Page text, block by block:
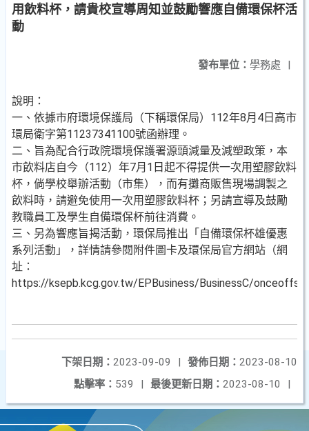
用飲料杯，請貴校宣導周知並鼓勵響應自備環保杯活
動
發布單位： 學務處 |
說明：
一、依據市府環境保護局（下稱環保局）112年8月4日高市
環局衛字第11237341100號函辦理。
二、旨為配合行政院環境保護署源頭減量及減塑政策，本
市飲料店自今（112）年7月1日起不得提供一次用塑膠飲料
杯，倘學校舉辦活動（市集），而有攤商販售現場調製之
飲料時，請避免使用一次用塑膠飲料杯；另請宣導及鼓勵
教職員工及學生自備環保杯前往消費。
三、另為響應旨揭活動，環保局推出「自備環保杯雄優惠
系列活動」，詳情請參閱附件圖卡及環保局官方網站（網
址：
https://ksepb.kcg.gov.tw/EPBusiness/BusinessC/
發佈日期： 2023-08-10
下架日期： 2023-09-09
|
最後更新日期： 2023-08-10 |
點擊率： 539 |